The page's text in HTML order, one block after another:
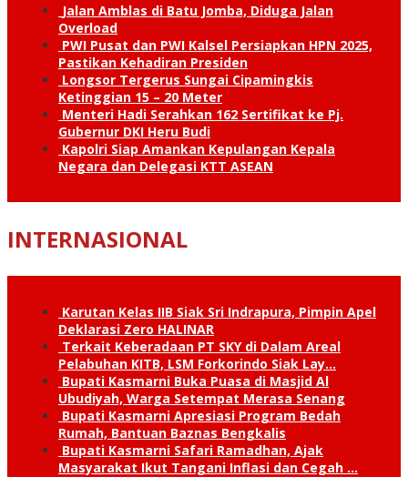
Jalan Amblas di Batu Jomba, Diduga Jalan
Overload
PWI Pusat dan PWI Kalsel Persiapkan HPN 2025,
Pastikan Kehadiran Presiden
Longsor Tergerus Sungai Cipamingkis
Ketinggian 15 – 20 Meter
Menteri Hadi Serahkan 162 Sertifikat ke Pj.
Gubernur DKI Heru Budi
Kapolri Siap Amankan Kepulangan Kepala
Negara dan Delegasi KTT ASEAN
INTERNASIONAL
Karutan Kelas IIB Siak Sri Indrapura, Pimpin Apel
Deklarasi Zero HALINAR
Terkait Keberadaan PT SKY di Dalam Areal
Pelabuhan KITB, LSM Forkorindo Siak Lay…
Bupati Kasmarni Buka Puasa di Masjid Al
Ubudiyah, Warga Setempat Merasa Senang
Bupati Kasmarni Apresiasi Program Bedah
Rumah, Bantuan Baznas Bengkalis
Bupati Kasmarni Safari Ramadhan, Ajak
Masyarakat Ikut Tangani Inflasi dan Cegah …